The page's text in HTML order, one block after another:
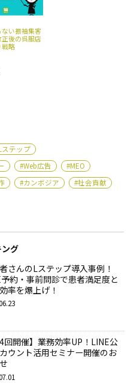
い振袖集客
後の呉服店
戦略
ステップ
#Web広告
#MEO
#カンボジア
#社会貢献
グ
さんのLステップ導入事例！
約・事前問診で患者満足度と
率を爆上げ！
4回開催】業務効率UP！LINE公
ウント活用セミナー開催のお